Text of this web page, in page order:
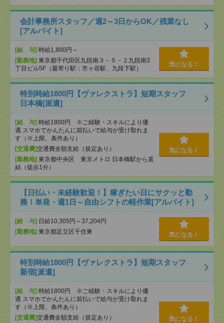
会計事務所スタッフ／週2～3日からOK／残業なし
[アルバイト]
[給 与] 時給1,800円～
[勤務地] 東京都千代田区九段南３－５－２九段南3
丁目ビル5F（最寄り駅：市ヶ谷駅、九段下駅）
気になる！
特別時給1800円【ヴァレクストラ】短期スタッフ
日本橋[派遣]
[給 与] 時給1800円 ※ご経験・スキルにより優
遇 スマホでかんたんに前払いで給与が受け取れま
す（※上限、条件あり）
[交通費]交通費全額支給（規定あり）
[勤務地] 東京都中央区 東京メトロ 日本橋駅から直
結（徒歩1分）
気になる！
【日払い・未経験歓迎！】稼ぎたい日にサクッと勤
務！単発・週1日～自由シフトの軽作業[アルバイト]
[給 与] 日給10,305円～37,204円
[勤務地] 東京都足立区千住東 気になる！
特別時給1800円【ヴァレクストラ】短期スタッフ
新宿[派遣]
[給 与] 時給1800円 ※ご経験・スキルにより優
遇 スマホでかんたんに前払いで給与が受け取れま
す（※上限、条件あり）
[交通費]交通費全額支給（規定あり）
気になる！